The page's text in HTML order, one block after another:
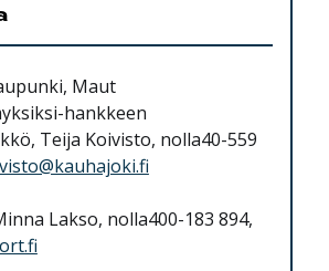
Maut
hankkeen
Teija Koivisto, nolla40-559
Lakso, nolla400-183 894,